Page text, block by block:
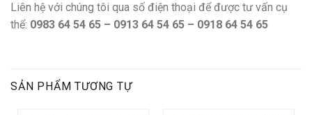
Liên hệ với chúng tôi qua số điện thoại để được tư vấn cụ
thể: 0983 64 54 65 – 0913 64 54 65 – 0918 64 54 65
SẢN PHẨM TƯƠNG TỰ